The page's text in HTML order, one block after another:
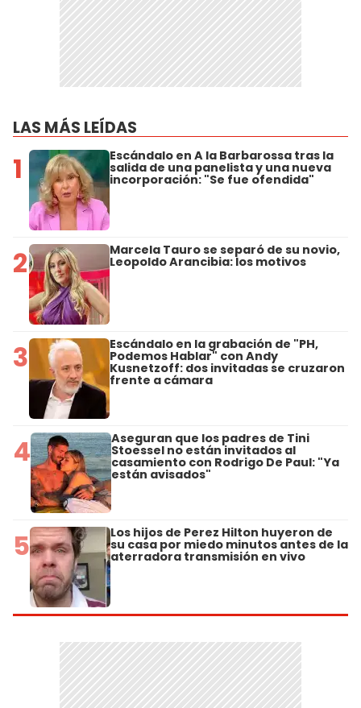
LAS MÁS LEÍDAS
1 Escándalo en A la Barbarossa tras la
salida de una panelista y una nueva
incorporación: "Se fue ofendida"
2 Marcela Tauro se separó de su novio,
Leopoldo Arancibia: los motivos
3 Escándalo en la grabación de "PH,
Podemos Hablar" con Andy
Kusnetzoff: dos invitadas se cruzaron
frente a cámara
4 Aseguran que los padres de Tini
Stoessel no están invitados al
casamiento con Rodrigo De Paul: "Ya
están avisados"
5 Los hijos de Perez Hilton huyeron de
su casa por miedo minutos antes de la
aterradora transmisión en vivo